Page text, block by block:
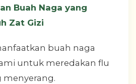
buah naga
untuk meredakan flu
menyerang.